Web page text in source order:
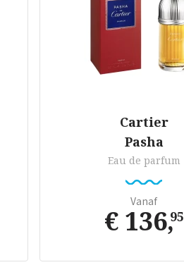
Cartier
Pasha
Eau de parfum
Vanaf
€ 136,95